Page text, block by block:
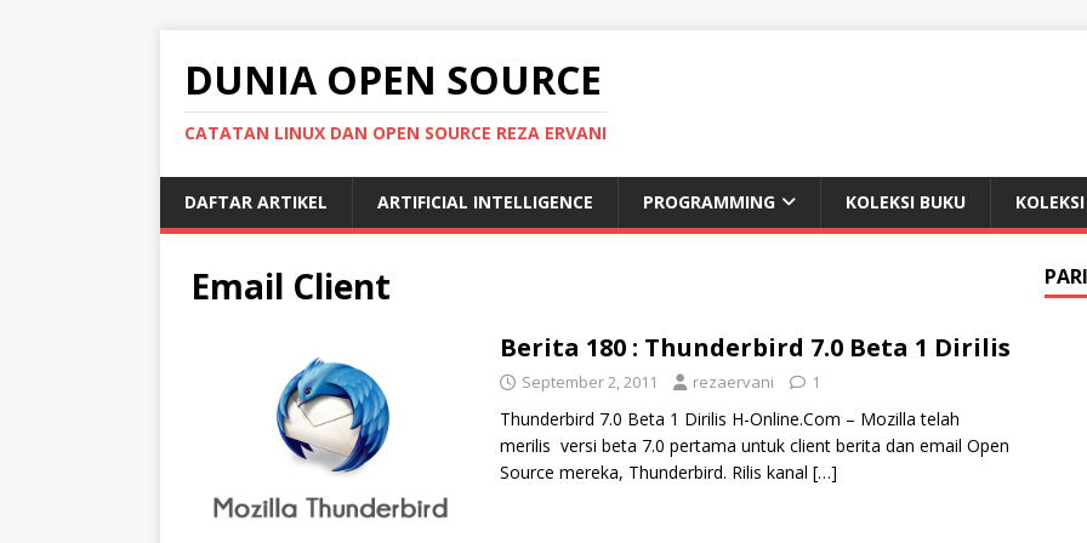
DUNIA OPEN SOURCE
CATATAN LINUX DAN OPEN SOURCE REZA ERVANI
DAFTAR ARTIKEL ARTIFICIAL INTELLIGENCE PROGRAMMING KOLEKSI BUKU
Email Client
Berita 180 : Thunderbird 7.0 Beta 1 Dirilis
September 2, 2011 rezaervani 1
Thunderbird 7.0 Beta 1 Dirilis H-Online.Com – Mozilla telah
merilis versi beta 7.0 pertama untuk client berita dan email Open
Source mereka, Thunderbird. Rilis kanal […]